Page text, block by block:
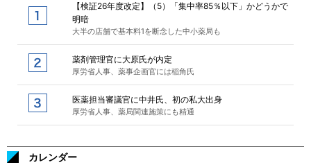
【検証26年度改定】（5）「集中率85％以下」かどうかで
明暗
大半の店舗で基本料1を断念した中小薬局も
薬剤管理官に大原氏が内定
厚労省人事、薬事企画官には稲角氏
医薬担当審議官に中井氏、初の私大出身
厚労省人事、薬局関連施策にも精通
カレンダー